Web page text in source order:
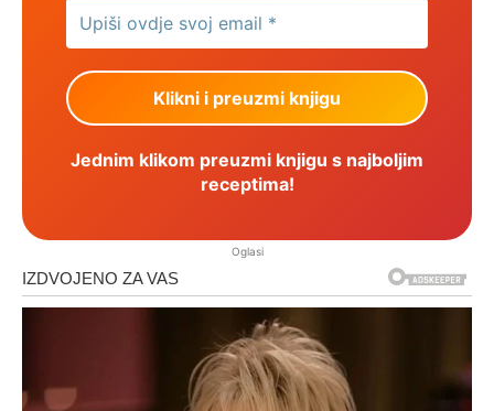
Jednim klikom preuzmi knjigu s najboljim
receptima!
Oglasi